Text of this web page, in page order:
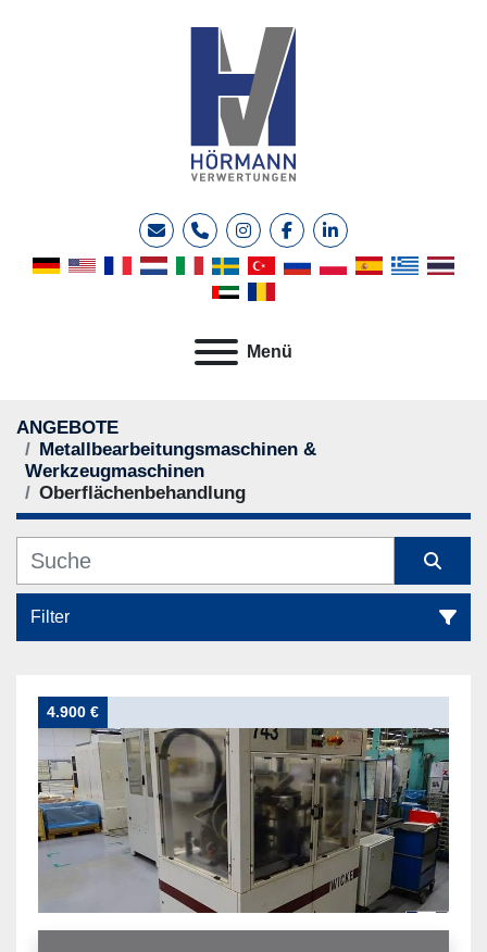
E-MailTelefoninstagramfacebooklinkedin
Menü
ANGEBOTE
Metallbearbeitungsmaschinen &
Werkzeugmaschinen
Oberflächenbehandlung
Filter
Sortieren nach
4.900 €